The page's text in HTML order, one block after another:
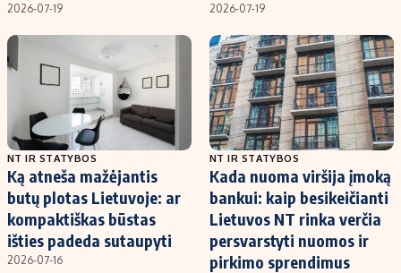
Turinio žymėjimo taisyklės
Kontaktai
Regionų naujienos
Indėlių palūkanos
2026-07-19 2026-07-19
NT IR STATYBOS
Ką atneša mažėjantis
butų plotas Lietuvoje: ar
kompaktiškas būstas
išties padeda sutaupyti
2026-07-16
NT IR STATYBOS
Kada nuoma viršija įmoką
bankui: kaip besikeičianti
Lietuvos NT rinka verčia
persvarstyti nuomos ir
pirkimo sprendimus